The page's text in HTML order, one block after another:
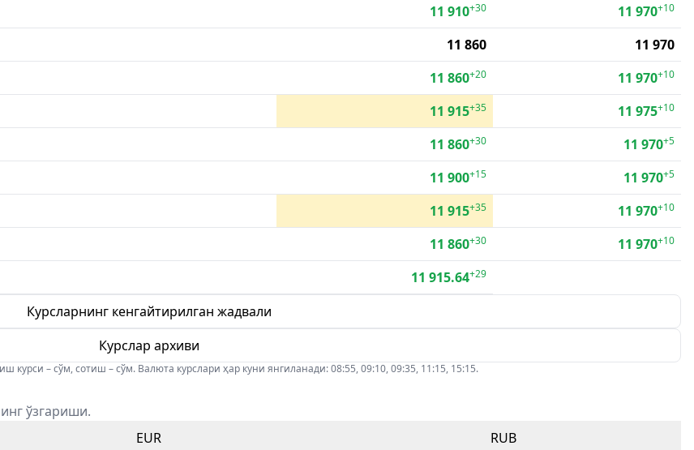
11 910+30 11 970+10
11 860
11 970
11 860+20 11 970+10
11 915+35 11 975+10
11 860+30 11 970+5
11 900+15 11 970+5
11 915+35 11 970+10
11 860+30 11 970+10
11 915.64+29
Курсларнинг кенгайтирилган жадвали
Курслар архиви
курси – сўм, сотиш – сўм. Валюта курслари ҳар куни янгиланади: 08:55, 09:10, 09:35, 11:15, 15:15.
ўзгариши.
EUR RUB